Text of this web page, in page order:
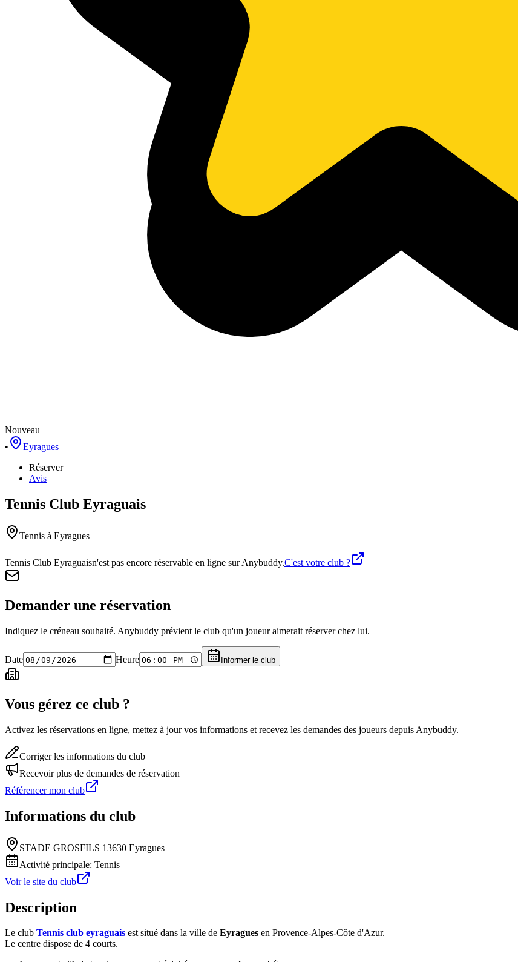
Nouveau
•
Eyragues
Réserver
Avis
Tennis Club Eyraguais
Tennis à Eyragues
Tennis Club Eyraguaisn'est pas encore réservable en ligne sur Anybuddy.C'est votre club ?
Demander une réservation
Indiquez le créneau souhaité. Anybuddy prévient le club qu'un joueur aimerait réserver chez lui.
Date Heure Informer le club
Vous gérez ce club ?
Activez les réservations en ligne, mettez à jour vos informations et recevez les demandes des joueurs depuis Anybuddy.
Corriger les informations du club
Recevoir plus de demandes de réservation
Référencer mon club
Informations du club
STADE GROSFILS 13630 Eyragues
Activité principale: Tennis
Voir le site du club
Description
Le club Tennis club eyraguais est situé dans la ville de Eyragues en Provence-Alpes-Côte d'Azur.
Le centre dispose de 4 courts.